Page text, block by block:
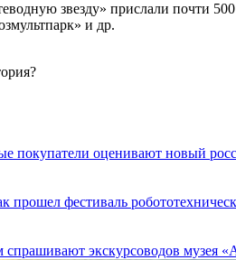
звезду» прислали почти
и др.
покупатели оценивают новый
прошел фестиваль
спрашивают экскурсоводов музея